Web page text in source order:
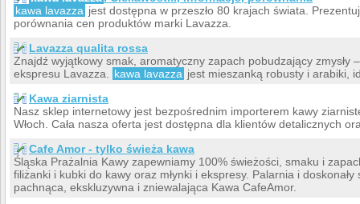
kawa lavazza jest dostępna w przeszło 80 krajach świata.
porównania cen produktów marki Lavazza.
Lavazza qualita rossa
Znajdź wyjątkowy smak, aromatyczny zapach pobudzający zmysły
ekspresu Lavazza.
kawa lavazza jest mieszanką robusty i arabiki,
Kawa ziarnista
Nasz sklep internetowy jest bezpośrednim importerem kawy
Włoch. Cała nasza oferta jest dostępna dla klientów detalicznych
Cafe Amor - tylko świeża kawa
Śląska Prażalnia Kawy zapewniamy 100% świeżości, smaku i
filiżanki i kubki do kawy oraz młynki i ekspresy. Palarnia i
pachnąca, ekskluzywna i zniewalająca Kawa CafeAmor.